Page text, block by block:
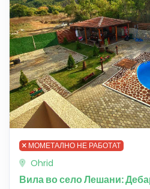
МОМЕТАЛНО НЕ РАБОТАТ
Ohrid
Вила во село Лешани: